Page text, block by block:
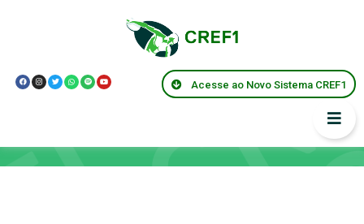
Acesse ao Novo Sistema CREF1